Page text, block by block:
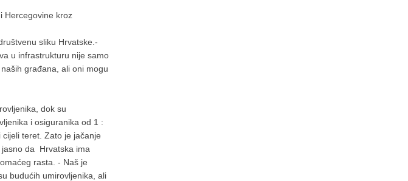
Hercegovine kroz
sliku Hrvatske.-
u infrastrukturu nije samo
građana, ali oni mogu
dok su
i osiguranika od 1 :
teret. Zato je jačanje
da Hrvatska ima
rasta. - Naš je
budućih umirovljenika, ali